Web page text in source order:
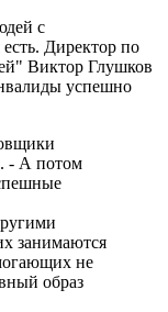
с
Директор по
Виктор Глушков
успешно
- А потом
занимаются
не
образ